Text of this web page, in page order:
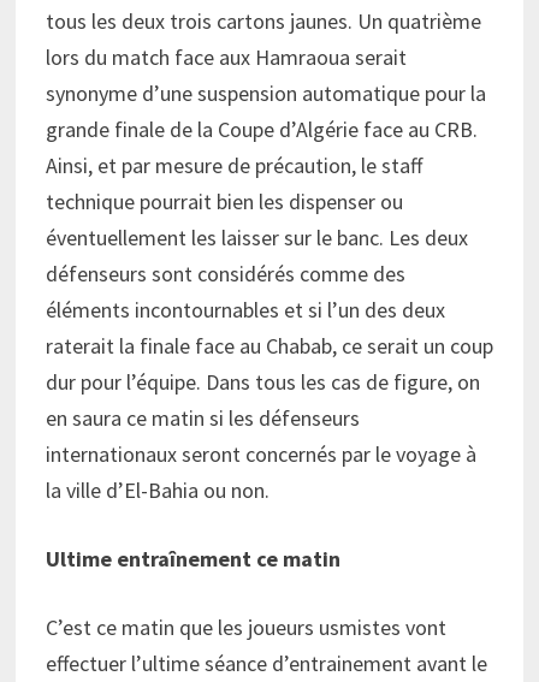
tous les deux trois cartons jaunes. Un quatrième
lors du match face aux Hamraoua serait
synonyme d’une suspension automatique pour la
grande finale de la Coupe d’Algérie face au CRB.
Ainsi, et par mesure de précaution, le staff
technique pourrait bien les dispenser ou
éventuellement les laisser sur le banc. Les deux
défenseurs sont considérés comme des
éléments incontournables et si l’un des deux
raterait la finale face au Chabab, ce serait un coup
dur pour l’équipe. Dans tous les cas de figure, on
en saura ce matin si les défenseurs
internationaux seront concernés par le voyage à
la ville d’El-Bahia ou non.
Ultime entraînement ce matin
C’est ce matin que les joueurs usmistes vont
effectuer l’ultime séance d’entrainement avant le